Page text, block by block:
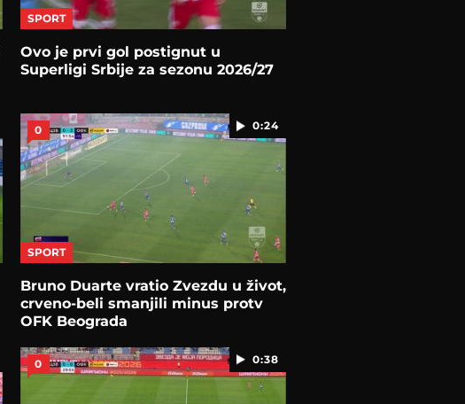
SPORT
Ovo je prvi gol postignut u
Superligi Srbije za sezonu 2026/27
0:24
0
SPORT
Bruno Duarte vratio Zvezdu u život,
crveno-beli smanjili minus protv
OFK Beograda
0:38
0